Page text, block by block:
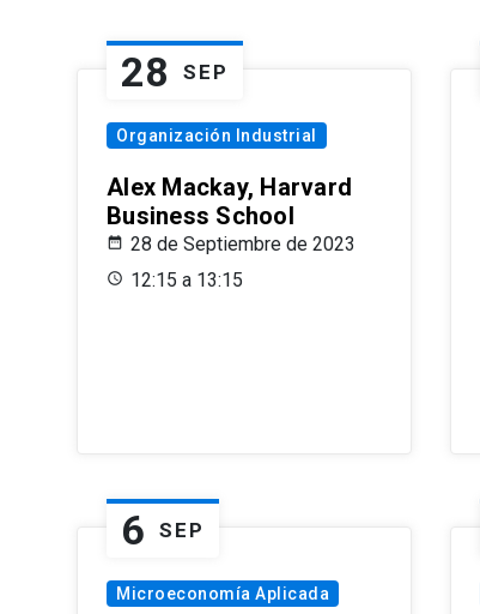
28 SEP
Organización Industrial
Alex Mackay, Harvard
Business School
28 de Septiembre de 2023
12:15 a 13:15
6 SEP
Microeconomía Aplicada